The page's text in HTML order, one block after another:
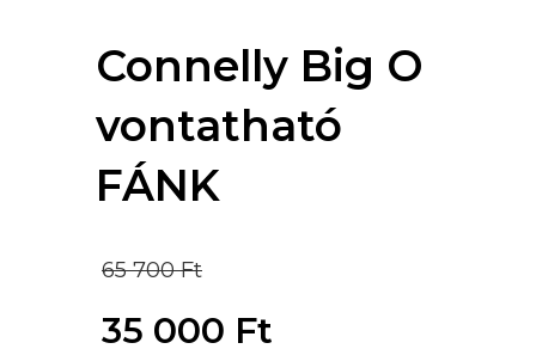
Connelly Big O
vontatható
FÁNK
65 700Ft
price
35 000 Ft